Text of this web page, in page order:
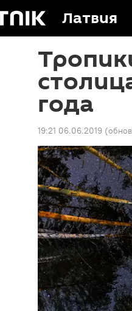
Латвия
года
19:21 06.06.2019